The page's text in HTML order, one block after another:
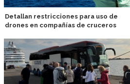
Detallan restricciones para uso de
drones en compañías de cruceros